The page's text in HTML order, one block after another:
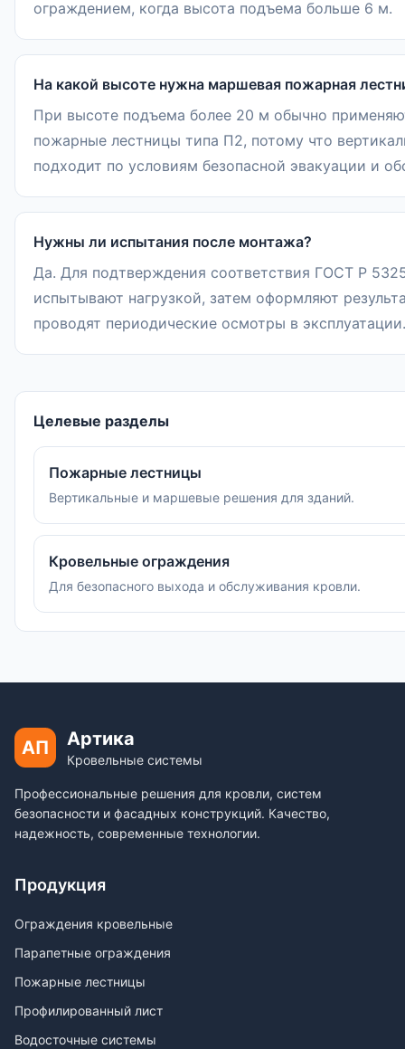
ограждением, когда высота подъема больше 6 м.
На какой высоте нужна маршевая пожарная
При высоте подъема более 20 м обычно
пожарные лестницы типа П2, потому что
подходит по условиям безопасной эвакуации и
Нужны ли испытания после монтажа?
Да. Для подтверждения соответствия ГОСТ Р
испытывают нагрузкой, затем оформляют
проводят периодические осмотры в эксплуатации.
Целевые разделы
Пожарные лестницы
Вертикальные и маршевые решения для зданий.
Кровельные ограждения
Для безопасного выхода и обслуживания кровли.
АП Артика
Кровельные системы
Профессиональные решения для кровли, систем
безопасности и фасадных конструкций. Качество,
надежность, современные технологии.
Продукция
Ограждения кровельные
Парапетные ограждения
Пожарные лестницы
Профилированный лист
Водосточные системы